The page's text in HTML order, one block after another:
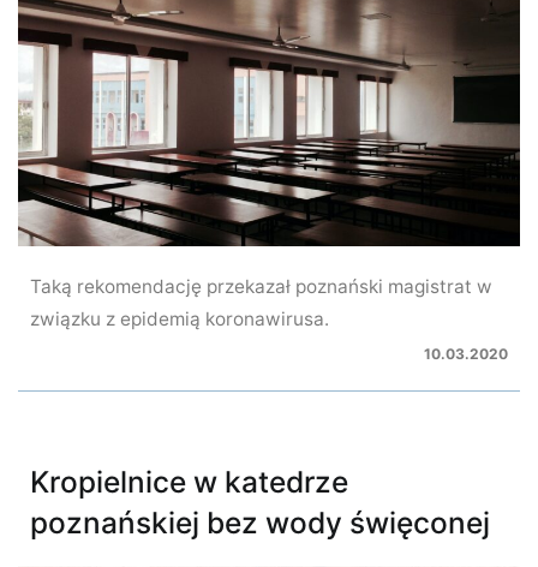
Taką rekomendację przekazał poznański magistrat w
związku z epidemią koronawirusa.
10.03.2020
Kropielnice w katedrze
poznańskiej bez wody święconej